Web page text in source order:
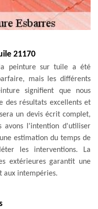
21170
la peinture sur tuile a été
mais les différents
signifient que nous
des résultats excellents et
un devis écrit complet,
avons l'intention d'utiliser
estimation du temps de
les interventions. La
extérieures garantit une
aux intempéries.